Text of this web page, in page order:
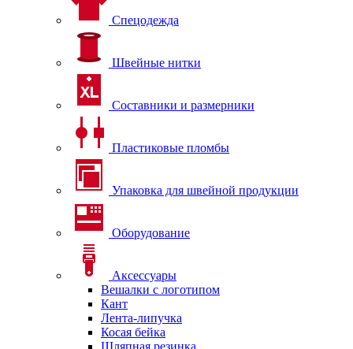
Спецодежда
Швейные нитки
Составники и размерники
Пластиковые пломбы
Упаковка для швейной продукции
Оборудование
Аксессуары
Вешалки с логотипом
Кант
Лента-липучка
Косая бейка
Шляпная резинка